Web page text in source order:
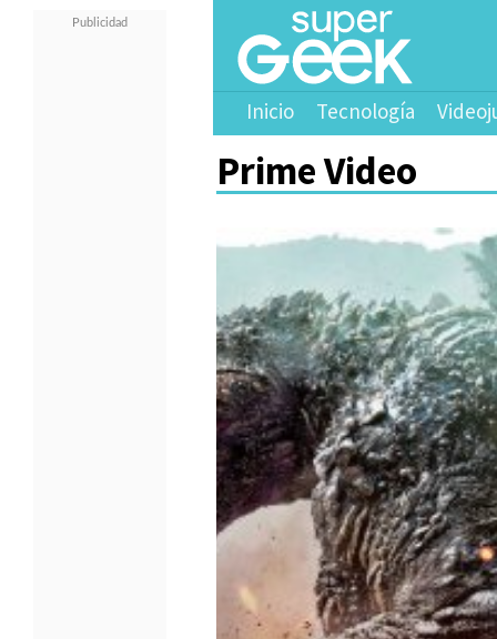
Inicio Tecnología
Prime Video